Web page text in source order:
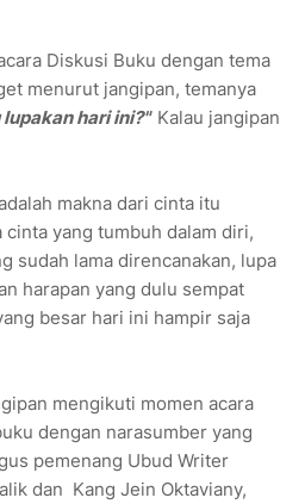
Diskusi Buku dengan tema
menurut jangipan, temanya
lupakan hari ini?" Kalau jangipan
makna dari cinta itu
cinta yang tumbuh dalam diri,
sudah lama direncanakan, lupa
harapan yang dulu sempat
besar hari ini hampir saja
mengikuti momen acara
dengan narasumber yang
pemenang Ubud Writer
dan Kang Jein Oktaviany,